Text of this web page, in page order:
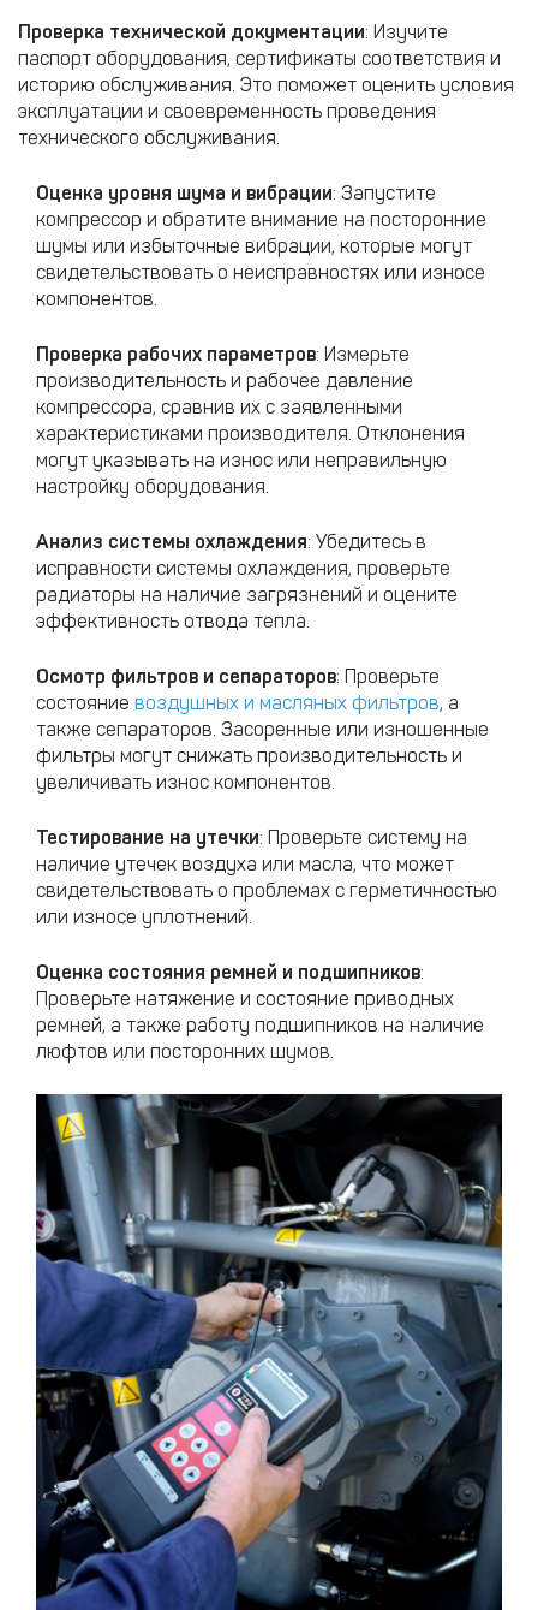
Проверка технической документации: Изучите
паспорт оборудования, сертификаты соответствия и
историю обслуживания. Это поможет оценить условия
эксплуатации и своевременность проведения
технического обслуживания.​
Оценка уровня шума и вибрации: Запустите
компрессор и обратите внимание на посторонние
шумы или избыточные вибрации, которые могут
свидетельствовать о неисправностях или износе
компонентов.​​
Проверка рабочих параметров: Измерьте
производительность и рабочее давление
компрессора, сравнив их с заявленными
характеристиками производителя. Отклонения
могут указывать на износ или неправильную
настройку оборудования.​​​
Анализ системы охлаждения: Убедитесь в
исправности системы охлаждения, проверьте
радиаторы на наличие загрязнений и оцените
эффективность отвода тепла.​​​
Осмотр фильтров и сепараторов: Проверьте
состояние воздушных и масляных фильтров, а
также сепараторов. Засоренные или изношенные
фильтры могут снижать производительность и
увеличивать износ компонентов.​
Тестирование на утечки: Проверьте систему на
наличие утечек воздуха или масла, что может
свидетельствовать о проблемах с герметичностью
или износе уплотнений.​
Оценка состояния ремней и подшипников:
Проверьте натяжение и состояние приводных
ремней, а также работу подшипников на наличие
люфтов или посторонних шумов.​